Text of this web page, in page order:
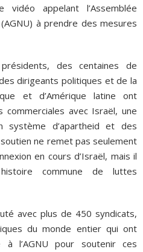
appelant l’Assemblée
à prendre des mesures
des centaines de
dirigeants politiques et de la
et d’Amérique latine ont
avec Israël, une
système d’apartheid et des
ne remet pas seulement
en cours d’Israël, mais il
commune de luttes
avec plus de 450 syndicats,
du monde entier qui ont
l’AGNU pour soutenir ces